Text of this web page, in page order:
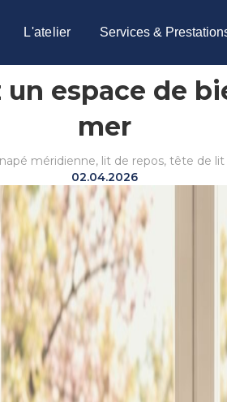
L'atelier Services &
un espace de
mer
méridienne, lit de repos, tête de lit
02.04.2026